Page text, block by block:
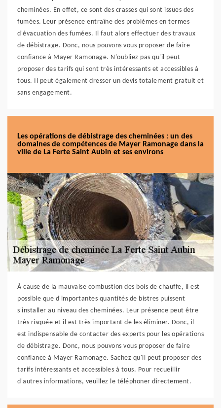
cheminées. En effet, ce sont des crasses qui sont issues des
fumées. Leur présence entraîne des problèmes en termes
d'évacuation des fumées. Il faut alors effectuer des travaux
de débistrage. Donc, nous pouvons vous proposer de faire
confiance à Mayer Ramonage. N'oubliez pas qu'il peut
proposer des tarifs qui sont très intéressants et accessibles à
tous. Il peut également dresser un devis totalement gratuit et
sans engagement.
Les opérations de débistrage des cheminées : un des
domaines de compétences de Mayer Ramonage dans la
ville de La Ferte Saint Aubin et ses environs
À cause de la mauvaise combustion des bois de chauffe, il est
possible que d'importantes quantités de bistres puissent
s'installer au niveau des cheminées. Leur présence peut être
très risquée et il est très important de les éliminer. Donc, il
est indispensable de contacter des experts pour les opérations
de débistrage. Donc, nous pouvons vous proposer de faire
confiance à Mayer Ramonage. Sachez qu'il peut proposer des
tarifs intéressants et accessibles à tous. Pour recueillir
d'autres informations, veuillez le téléphoner directement.